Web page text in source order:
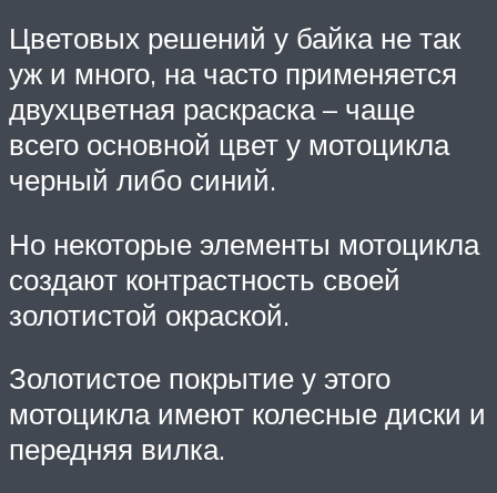
Цветовых решений у байка не так
уж и много, на часто применяется
двухцветная раскраска – чаще
всего основной цвет у мотоцикла
черный либо синий.
Но некоторые элементы мотоцикла
создают контрастность своей
золотистой окраской.
Золотистое покрытие у этого
мотоцикла имеют колесные диски и
передняя вилка.